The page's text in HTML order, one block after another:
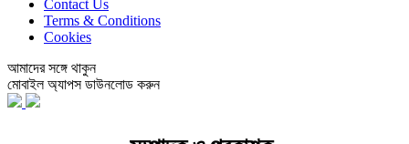
Contact Us
Terms & Conditions
Cookies
আমাদের সঙ্গে থাকুন
মোবাইল অ্যাপস ডাউনলোড করুন